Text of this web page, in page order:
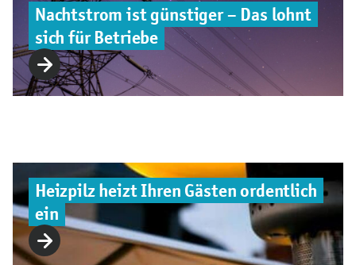
Nachtstrom ist günstiger – Das lohnt
sich für Betriebe
Heizpilz heizt Ihren Gästen ordentlich
ein